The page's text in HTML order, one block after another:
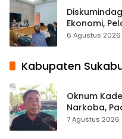
Ekonomi,
Terbuka Beri
6 Agustus 2026
Kabupaten
Oknum
Narkoba,
Calon
7 Agustus 2026